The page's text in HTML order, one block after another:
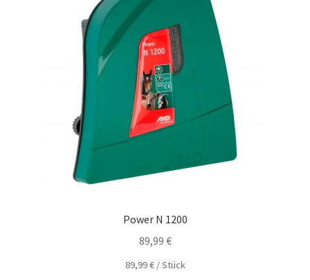
Power N 1200
89,99 €
89,99€/Stück